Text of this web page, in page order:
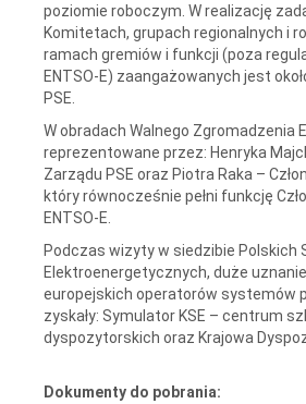
poziomie roboczym. W realizację
Komitetach, grupach regionalnych i
ramach gremiów i funkcji (poza
ENTSO-E) zaangażowanych jest
PSE.
W obradach Walnego Zgromadzenia
reprezentowane przez: Henryka
Zarządu PSE oraz Piotra Raka –
który równocześnie pełni funkcję
ENTSO-E.
Podczas wizyty w siedzibie Polskich
Elektroenergetycznych, duże
europejskich operatorów systemów
zyskały: Symulator KSE – centrum
dyspozytorskich oraz Krajowa
Dokumenty do pobrania: